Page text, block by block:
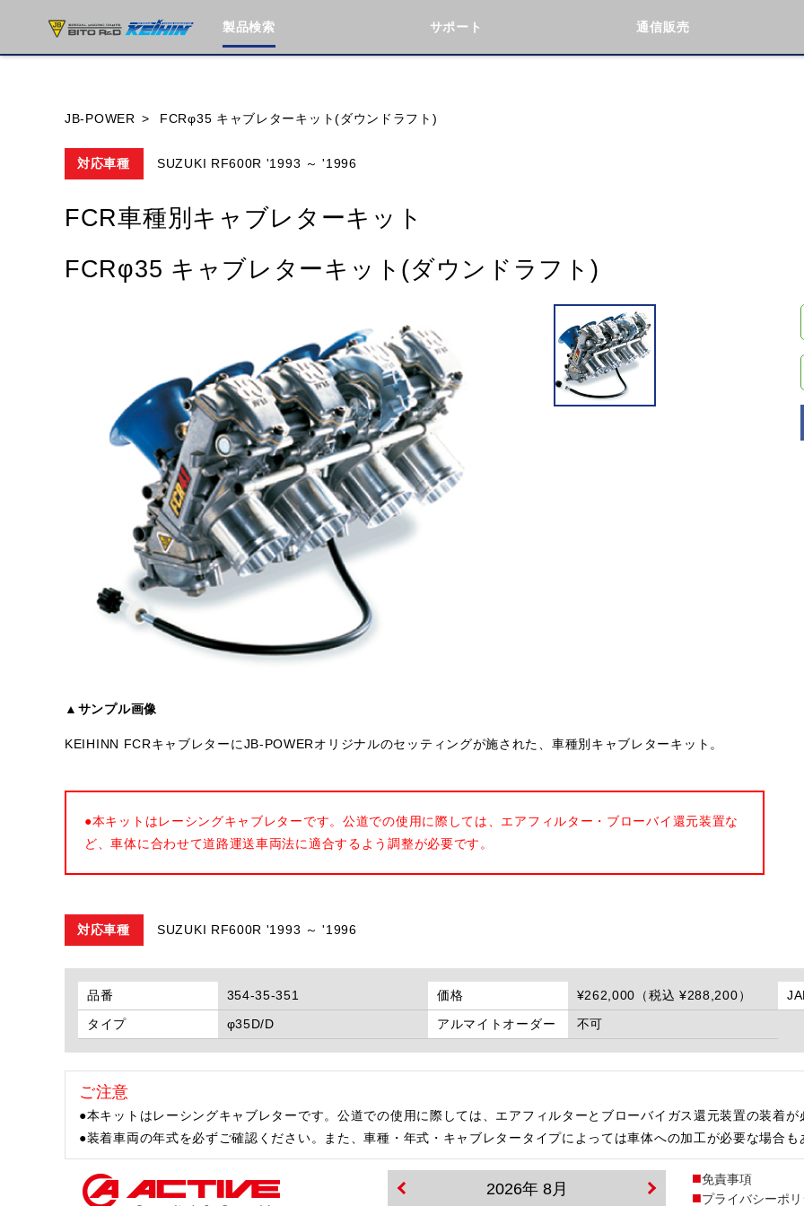
製品検索 サポート 通信販売
閉じる
JB-POWER FCRφ35 キャブレターキット(ダウンドラフト)
対応車種 SUZUKI RF600R '1993 ～ '1996
FCR車種別キャブレターキット
FCRφ35 キャブレターキット(ダウンドラフト)
▲サンプル画像
KEIHINN FCRキャブレターにJB-POWERオリジナルのセッティングが施された、車種別キャブレターキット。
●本キットはレーシングキャブレターです。公道での使用に際しては、エアフィルター・ブローバイ還元装置な
ど、車体に合わせて道路運送車両法に適合するよう調整が必要です。
対応車種 SUZUKI RF600R '1993 ～ '1996
品番 354-35-351 価格 ¥262,000（税込 ¥288,200）
タイプ
φ35D/D アルマイトオーダー 不可
ご注意
●本キットはレーシングキャブレターです。公道での使用に際しては、エアフィルターとブローバイガス還元装置の装着が
●装着車両の年式を必ずご確認ください。また、車種・年式・キャブレタータイプによっては車体への加工が必要な場合
2026年 8月
免責事項
プライバシーポ